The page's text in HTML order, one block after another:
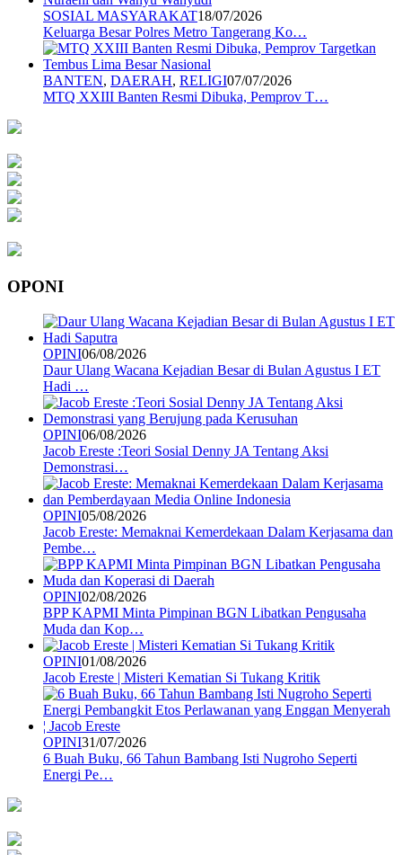
SOSIAL MASYARAKAT18/07/2026
Keluarga Besar Polres Metro Tangerang Ko…
BANTEN, DAERAH, RELIGI07/07/2026
MTQ XXIII Banten Resmi Dibuka, Pemprov T…
OPONI
OPINI06/08/2026
Daur Ulang Wacana Kejadian Besar di Bulan Agustus I ET
Hadi …
OPINI06/08/2026
Jacob Ereste :Teori Sosial Denny JA Tentang Aksi
Demonstrasi…
OPINI05/08/2026
Jacob Ereste: Memaknai Kemerdekaan Dalam Kerjasama dan
Pembe…
OPINI02/08/2026
BPP KAPMI Minta Pimpinan BGN Libatkan Pengusaha
Muda dan Kop…
OPINI01/08/2026
Jacob Ereste | Misteri Kematian Si Tukang Kritik
OPINI31/07/2026
6 Buah Buku, 66 Tahun Bambang Isti Nugroho Seperti
Energi Pe…